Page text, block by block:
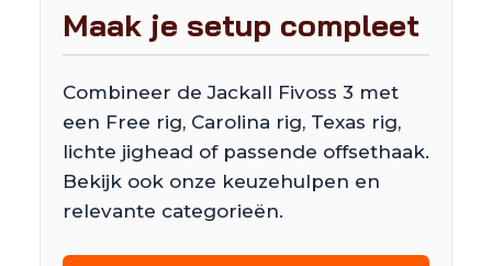
Maak je setup compleet
Combineer de Jackall Fivoss 3 met
een Free rig, Carolina rig, Texas rig,
lichte jighead of passende offsethaak.
Bekijk ook onze keuzehulpen en
relevante categorieën.